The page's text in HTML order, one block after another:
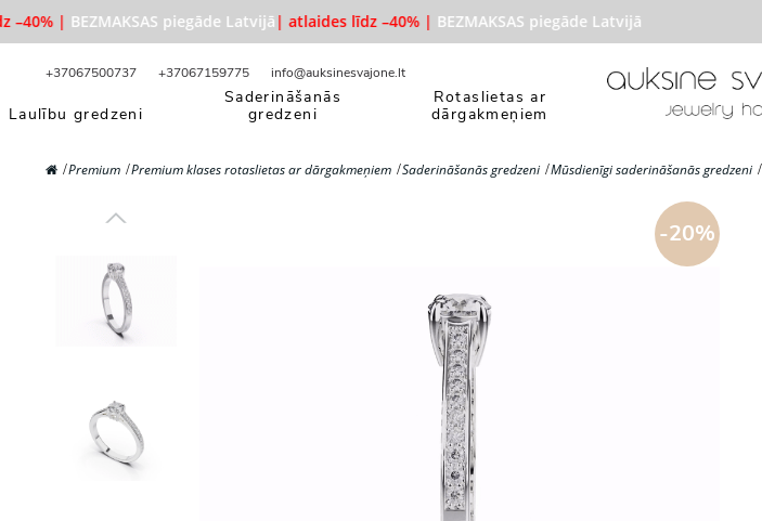
|BEZMAKSAS piegāde Latvijā| atlaides līdz –40% |BEZMAKSAS piegāde Latvijā
+37067500737 +37067159775 info@auksinesvajone.lt
Laulību gredzeni
Saderināšanās
gredzeni
Rotaslietas ar
dārgakmeņiem
Premium Premium klases rotaslietas ar dārgakmeņiem Saderināšanās gredzeni Mūsdienīgi saderināšanās gredzeni
-20%